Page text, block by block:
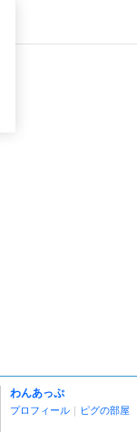
わんあっぷ
プロフィール ｜ ピグの部屋